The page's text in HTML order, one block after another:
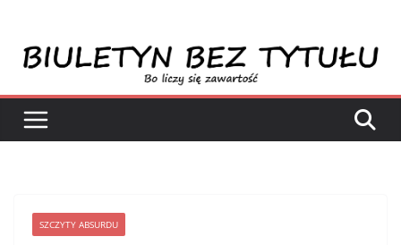
treści
SZCZYTY ABSURDU